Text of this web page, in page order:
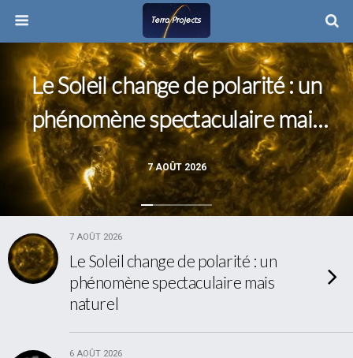
7 AOÛT 2026
Le Soleil change de polarité : un
phénomène spectaculaire mais
naturel
7 AOÛT 2026
Le Soleil change de polarité : un
phénomène spectaculaire mais
naturel
6 AOÛT 2026